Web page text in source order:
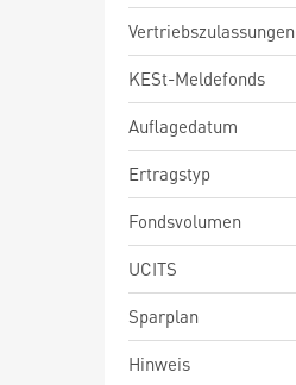
Vertriebszulassungen
KESt-Meldefonds
Auflagedatum
Ertragstyp
Fondsvolumen
UCITS
Sparplan
Hinweis